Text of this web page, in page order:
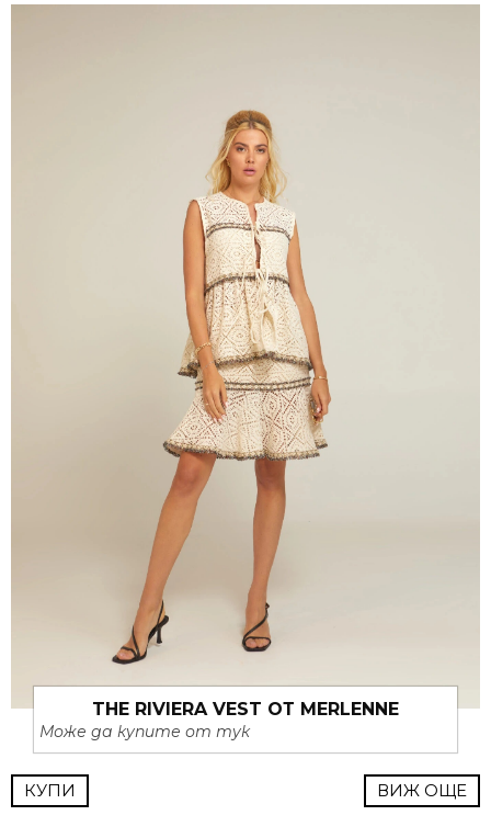
THE RIVIERA VEST ОТ MERLENNE
Може да купите от тук
КУПИ ВИЖ ОЩЕ